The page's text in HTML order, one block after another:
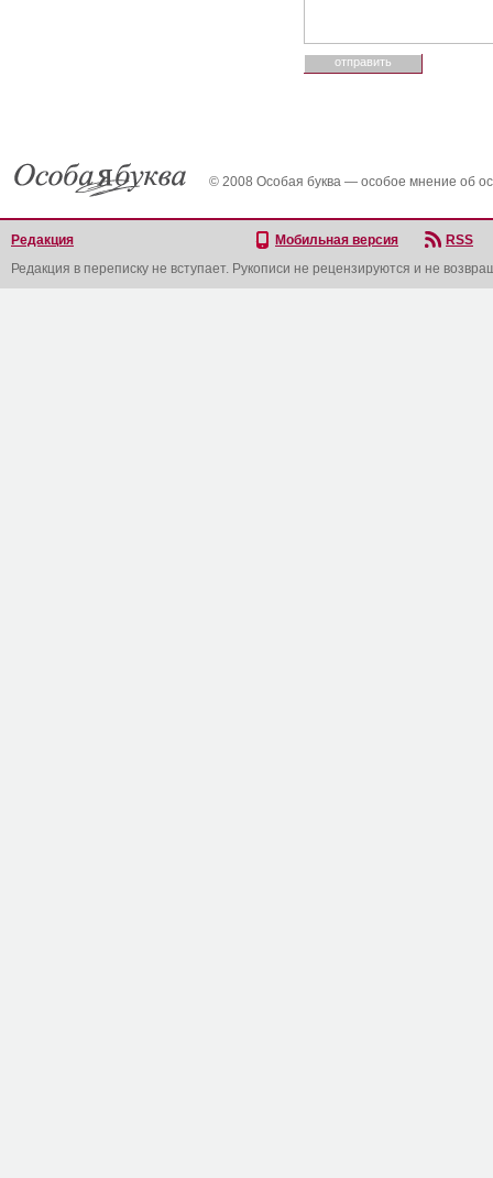
© 2008 Особая буква — особое мнение об
Редакция Мобильная версия
RSS
Редакция в переписку не вступает. Рукописи не рецензируются и не